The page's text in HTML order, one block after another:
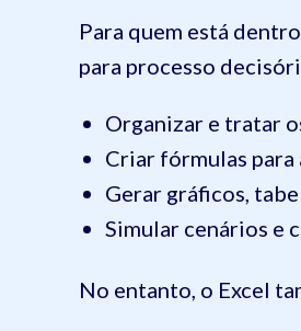
Para quem está
para processo
Organizar e tratar
Criar fórmulas para
Gerar gráficos,
Simular cenários e
No entanto, o Excel